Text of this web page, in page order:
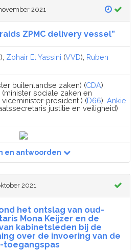
2021
ZPMC delivery vessel”
), Zohair El Yassini (VVD), Ruben
buitenlandse zaken) (CDA),
(minister sociale zaken en
president ) (D66), Ankie
justitie en veiligheid)
en antwoorden
2021
het ontslag van oud-
Mona Keijzer en de
kabinetsleden bij de
over de invoering van de
toegangspas